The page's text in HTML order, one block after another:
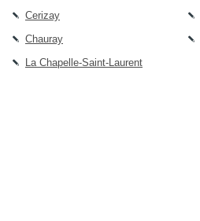
Cerizay
Chauray
La Chapelle-Saint-Laurent